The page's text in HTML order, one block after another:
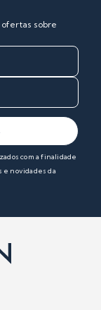
sobre
com a finalidade
novidades da